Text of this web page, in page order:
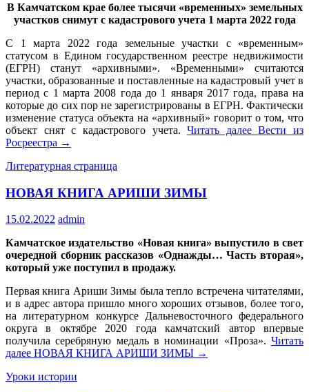
В Камчатском крае более тысячи «временных» земельных
участков снимут с кадастрового учета 1 марта 2022 года
С 1 марта 2022 года земельные участки с «временным»
статусом в Едином государственном реестре недвижимости
(ЕГРН) станут «архивными». «Временными» считаются
участки, образованные и поставленные на кадастровый учет в
период с 1 марта 2008 года до 1 января 2017 года, права на
которые до сих пор не зарегистрированы в ЕГРН. Фактически
изменение статуса объекта на «архивный» говорит о том, что
объект снят с кадастрового учета.Читать далееВести из
Росреестра →
Литературная страница
НОВАЯ КНИГА АРИШИ ЗИМЫ
15.02.2022 admin
Камчатское издательство «Новая книга» выпустило в свет
очередной сборник рассказов «Однажды… Часть вторая»,
который уже поступил в продажу.
Первая книга Ариши Зимы была тепло встречена читателями,
и в адрес автора пришло много хороших отзывов, более того,
на литературном конкурсе Дальневосточного федерального
округа в октябре 2020 года камчатский автор впервые
получила серебряную медаль в номинации «Проза». Читать
далее НОВАЯ КНИГА АРИШИ ЗИМЫ →
Уроки истории